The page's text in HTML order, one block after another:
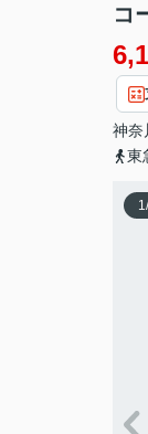
コ
神奈
東
1/